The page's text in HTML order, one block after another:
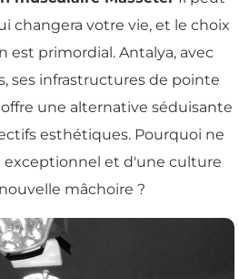
changera votre vie, et le choix
est primordial. Antalya, avec
ses infrastructures de pointe
une alternative séduisante
esthétiques. Pourquoi ne
exceptionnel et d'une culture
mâchoire ?